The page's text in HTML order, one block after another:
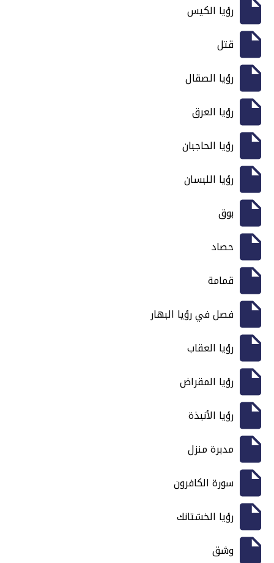
رؤيا الكيس
قتل
رؤيا الصقال
رؤيا العرق
رؤيا الحاجبان
رؤيا اللبسان
بوق
حصاد
قمامة
فصل في رؤيا البهار
رؤيا العقاب
رؤيا المقراض
رؤيا الأنبذة
مدبرة منزل
سورة الكافرون
رؤيا الخشتانك
وشق